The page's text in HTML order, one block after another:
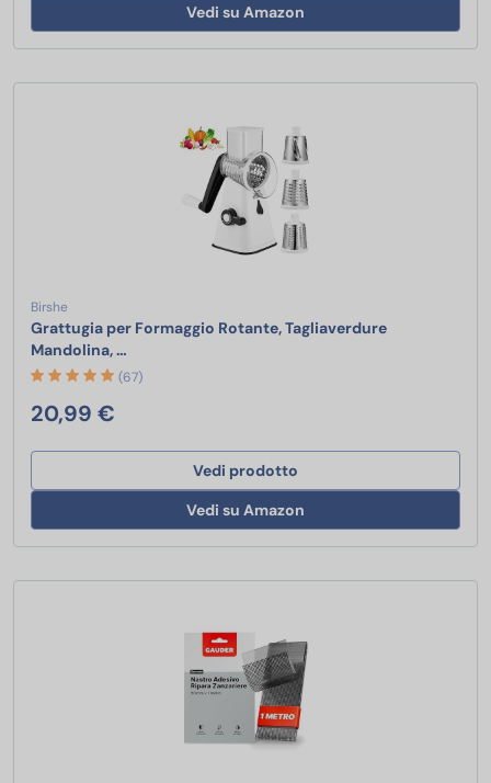
Vedi su Amazon
Birshe
Grattugia per Formaggio Rotante, Tagliaverdure
Mandolina, …
(67)
20,99 €
Vedi prodotto
Vedi su Amazon